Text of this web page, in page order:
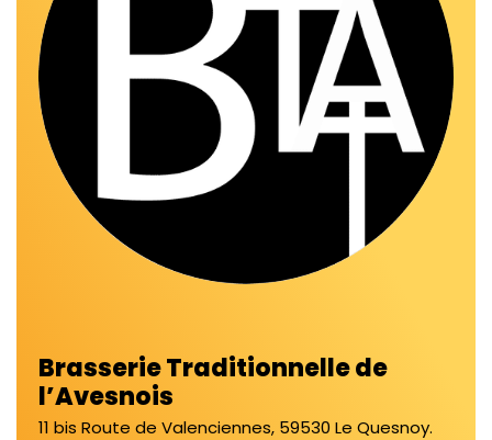
Brasserie Traditionnelle de
l’Avesnois
​11 bis Route de Valenciennes, 59530 Le Quesnoy.